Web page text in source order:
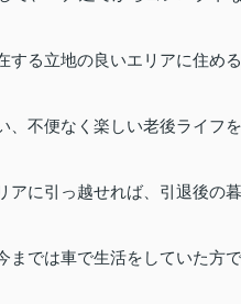
する立地の良いエリアに住め
、不便なく楽しい老後ライフ
アに引っ越せれば、引退後の
までは車で生活をしていた方